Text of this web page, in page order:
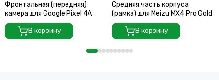
Фронтальная (передняя)
камера для Google Pixel 4A
В корзину
Средняя часть корпуса
(рамка) для Meizu MX4 Pro Gold
В корзину